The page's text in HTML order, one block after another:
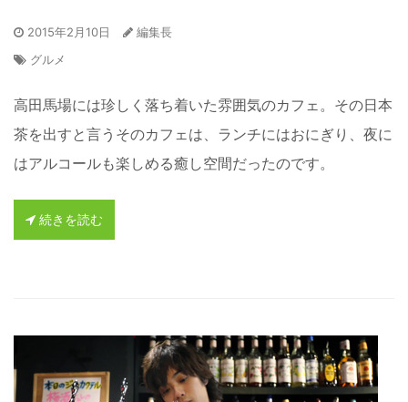
2015年2月10日
編集長
グルメ
高田馬場には珍しく落ち着いた雰囲気のカフェ。その日本
茶を出すと言うそのカフェは、ランチにはおにぎり、夜に
はアルコールも楽しめる癒し空間だったのです。
続きを読む